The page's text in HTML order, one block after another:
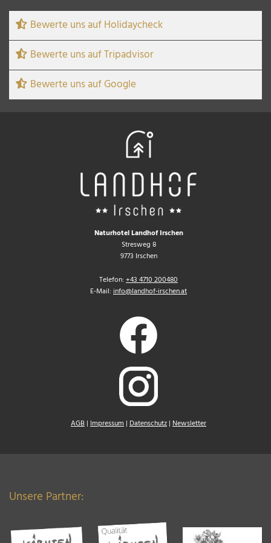
Bewerte uns auf Holidaycheck
Bewerte uns auf Tripadvisor
Bewerte uns auf Google
Naturhotel Landhof Irschen
Stresweg 8
9773 Irschen
Telefon: +43 4710 200480
E-Mail: info@landhof-irschen.at
AGB | Impressum | Datenschutz | Newsletter
Unsere Partner: